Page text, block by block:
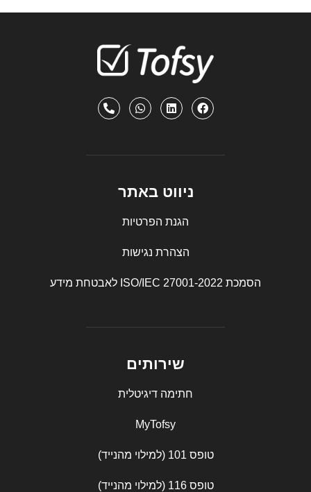
ניווט באתר
הגנת הפרטיות
הצהרת נגישות
הסמכת ISO/IEC 27001-2022 לאבטחת מידע
שירותים
חתימה דיגיטלית
MyTofsy
טופס 101 (למילוי מהנייד)
טופס 116 (למילוי מהנייד)